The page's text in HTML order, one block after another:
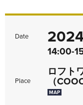
Date
14:00-
Place
ロフト
（
MAP